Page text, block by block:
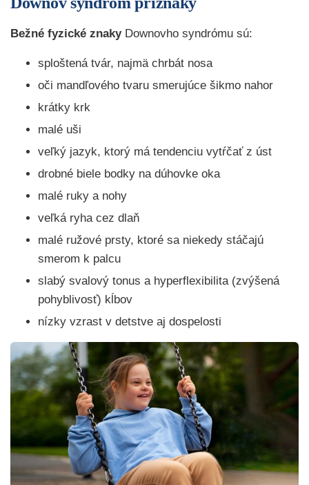
Bežné fyzické znakyDownovho syndrómu sú:
sploštená tvár, najmä chrbát nosa
oči mandľového tvaru smerujúce šikmo nahor
krátky krk
malé uši
veľký jazyk, ktorý má tendenciu vytŕčať z úst
drobné biele bodky na dúhovke oka
malé ruky a nohy
veľká ryha cez dlaň
malé ružové prsty, ktoré sa niekedy stáčajú
smerom k palcu
slabý svalový tonus a hyperflexibilita (zvýšená
pohyblivosť) kĺbov
nízky vzrast v detstve aj dospelosti